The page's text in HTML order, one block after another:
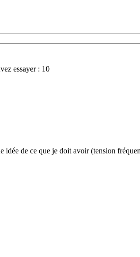
essayer : 10
idée de ce que je doit avoir (tension